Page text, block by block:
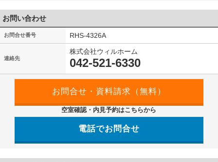
お問い合わせ
お問合せ番号 RHS-4326A
連絡先
株式会社ウィルホーム
042-521-6330
空室確認・内見予約はこちらから
電話でお問合せ